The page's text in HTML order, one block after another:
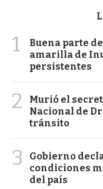
1
Buena parte
amarilla de
persistentes
2
Murió el
Nacional de
tránsito
3
Gobierno
condiciones
del país